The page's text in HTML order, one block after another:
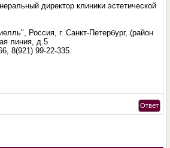
директор клиники эстетической
Россия, г. Санкт-Петербург, (район
линия, д.5
8(921) 99-22-335.
Ответ